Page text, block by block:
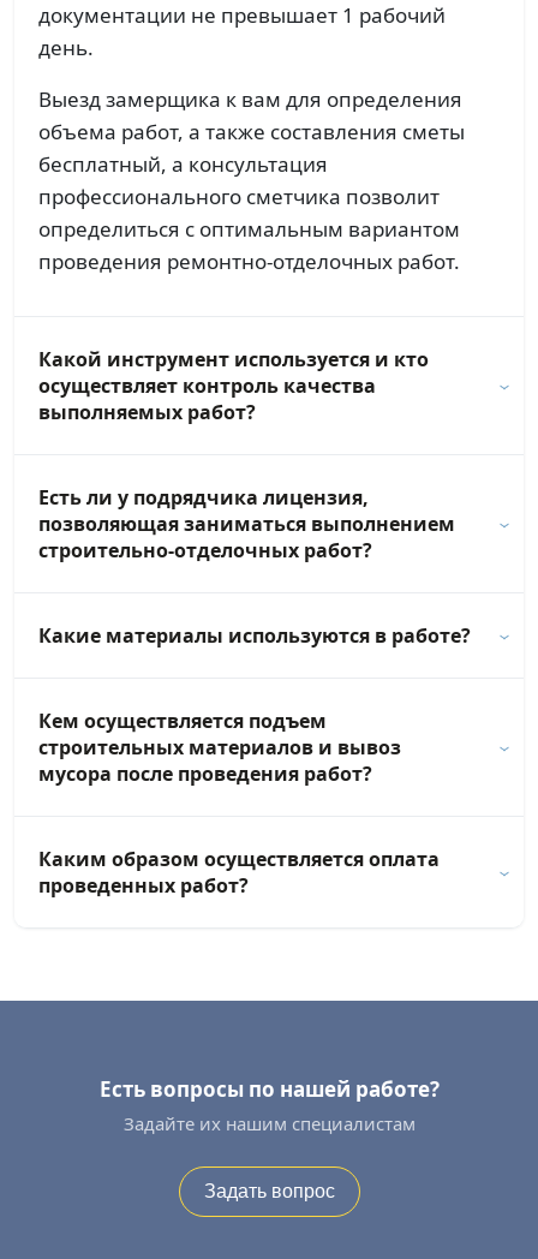
документации не превышает 1 рабочий
день.
Выезд замерщика к вам для определения
объема работ, а также составления сметы
бесплатный, а консультация
профессионального сметчика позволит
определиться с оптимальным вариантом
проведения ремонтно-отделочных работ.
Какой инструмент используется и кто
осуществляет контроль качества
выполняемых работ?
Есть ли у подрядчика лицензия,
позволяющая заниматься выполнением
строительно-отделочных работ?
Какие материалы используются в работе?
Кем осуществляется подъем
строительных материалов и вывоз
мусора после проведения работ?
Каким образом осуществляется оплата
проведенных работ?
Есть вопросы по нашей работе?
Задайте их нашим специалистам
Задать вопрос